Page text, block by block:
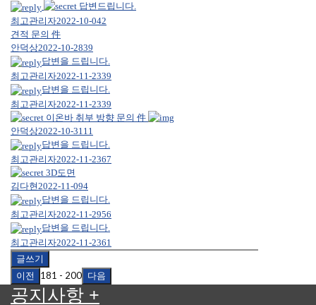
답변드립니다.
최고관리자2022-10-042
견적 문의 件
안덕상2022-10-2839
답변을 드립니다.
최고관리자2022-11-2339
답변을 드립니다.
최고관리자2022-11-2339
이온바 취부 방향 문의 件
안덕상2022-10-3111
답변을 드립니다.
최고관리자2022-11-2367
3D도면
김다현2022-11-094
답변을 드립니다.
최고관리자2022-11-2956
답변을 드립니다.
최고관리자2022-11-2361
글쓰기
이전
181 - 200 다음
공지사항 +